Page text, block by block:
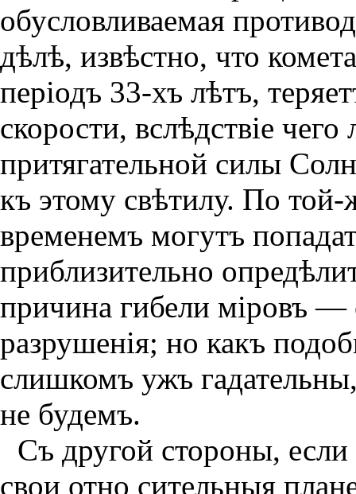
обусловливаемая
дѣлѣ, извѣстно, что
перiодъ 33-хъ лѣтъ,
скорости, вслѣдствiе
притягательной силы
къ этому свѣтилу. По
временемъ могутъ
приблизительно
причина гибели мiровъ —
разрушенiя; но какъ
слишкомъ ужъ
не будемъ.
Съ другой стороны,
свои отно сительныя